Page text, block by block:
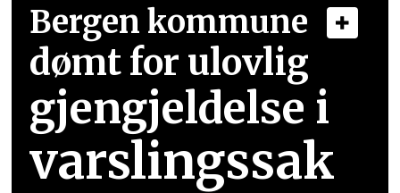
Bergen kommune
dømt for ulovlig
gjengjeldelse i
varslingssak